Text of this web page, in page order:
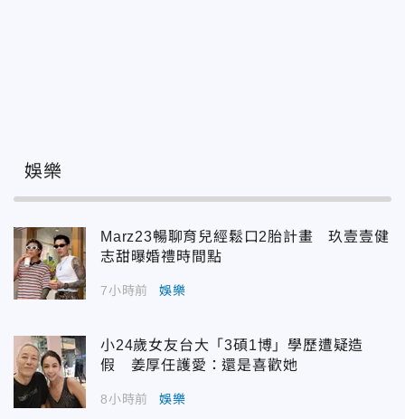
娛樂
Marz23暢聊育兒經鬆口2胎計畫 玖壹壹健
志甜曝婚禮時間點
7小時前 娛樂
小24歲女友台大「3碩1博」學歷遭疑造
假 姜厚任護愛：還是喜歡她
8小時前 娛樂